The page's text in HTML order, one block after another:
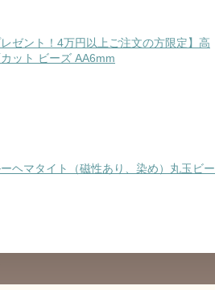
レゼント！4万円以上ご注文の方限定】高
ット ビーズ AA6mm
ヘマタイト（磁性あり、染め）丸玉ビー